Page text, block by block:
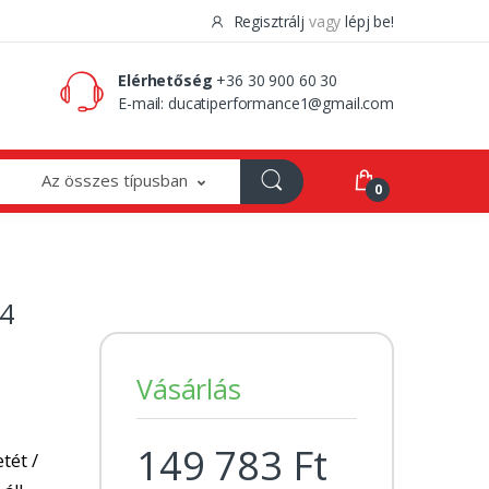
Regisztrálj vagy lépj be!
Elérhetőség +36 30 900 60 30
E-mail:ducatiperformance1@gmail.com
Az összes típusban 0
/
Vásárlás
149 783 Ft